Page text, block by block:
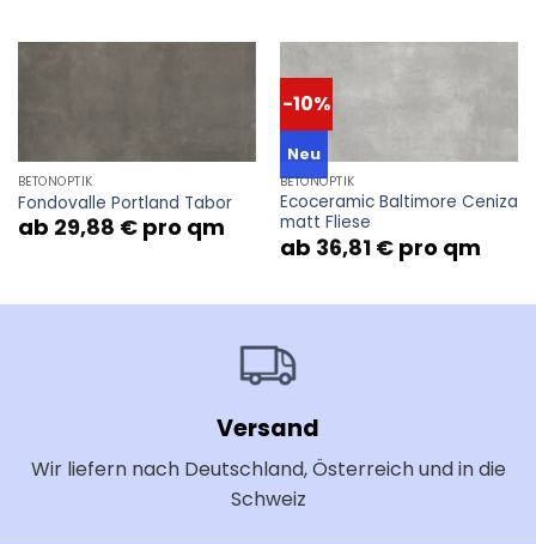
BETONOPTIK
Fondovalle Portland Tabor
ab 29,88 €pro qm
-10%
Neu
BETONOPTIK
Ecoceramic Baltimore Ceniza
matt Fliese
ab 36,81 €pro qm
Versand
Wir liefern nach Deutschland, Österreich und in die
Schweiz